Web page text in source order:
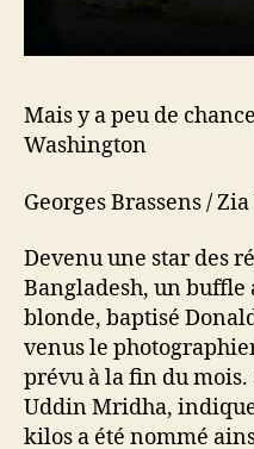
Mais y a peu de
Washington
Georges Brassens /
Devenu une star des
Bangladesh, un
blonde, baptisé
venus le
prévu à la fin du
Uddin Mridha,
kilos a été nommé